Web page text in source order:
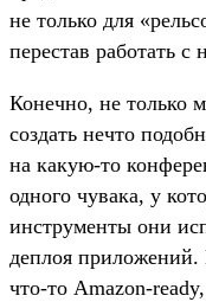
не только для
перестав работать с
Конечно, не только
создать нечто
на какую-то
одного чувака, у
инструменты они
деплоя
что-то Amazon-